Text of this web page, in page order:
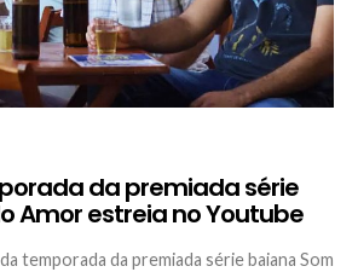
da premiada série
Amor estreia no Youtube
temporada da premiada série baiana Som